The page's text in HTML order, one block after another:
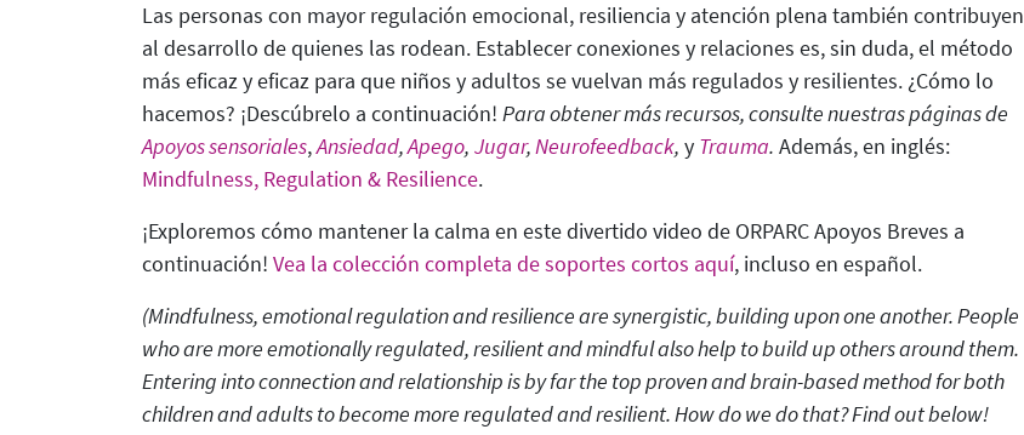
Las personas con mayor regulación emocional, resiliencia y atención plena también contribuyen
al desarrollo de quienes las rodean. Establecer conexiones y relaciones es, sin duda, el método
más eficaz y eficaz para que niños y adultos se vuelvan más regulados y resilientes. ¿Cómo lo
hacemos? ¡Descúbrelo a continuación! Para obtener más recursos, consulte nuestras páginas de
Apoyos sensoriales,Ansiedad,Apego, Jugar,Neurofeedback, y Trauma. Además, en inglés:
Mindfulness, Regulation & Resilience.
¡Exploremos cómo mantener la calma en este divertido video de ORPARC Apoyos Breves a
continuación! Vea la colección completa de soportes cortos aquí, incluso en español.
(Mindfulness, emotional regulation and resilience are synergistic, building upon one another. People
who are more emotionally regulated, resilient and mindful also help to build up others around them.
Entering into connection and relationship isby farthe top proven and brain-based method for both
children and adults to become more regulated and resilient.How do we do that?Find out below!